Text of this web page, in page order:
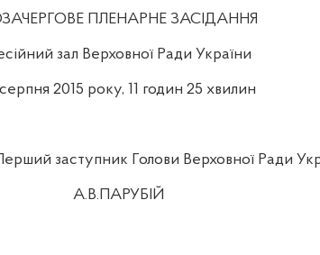
ПЛЕНАРНЕ ЗАСІДАННЯ
зал Верховної Ради України
2015 року, 11 годин 25 хвилин
заступник Голови Верховної Ради
А.В.ПАРУБІЙ